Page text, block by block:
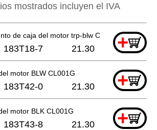
mostrados incluyen el IVA
de caja del motor trp-blw CL001G+
183T18-7 21.30
motor BLW CL001G +
183T42-0 21.30
motor BLK CL001G +
183T43-8 21.30